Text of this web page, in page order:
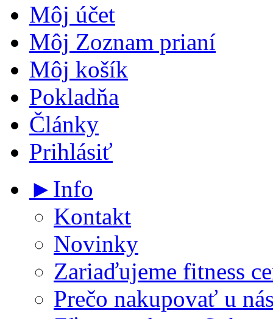
Môj účet
Môj Zoznam prianí
Môj košík
Pokladňa
Články
Prihlásiť
►Info
Kontakt
Novinky
Zariaďujeme fitness
Prečo nakupovať u